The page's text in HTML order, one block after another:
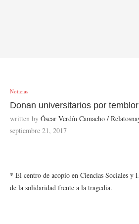
Noticias
Donan universitarios por temblor
written by Óscar Verdín Camacho /
septiembre 21, 2017
* El centro de acopio en Ciencias Sociales y
de la solidaridad frente a la tragedia.